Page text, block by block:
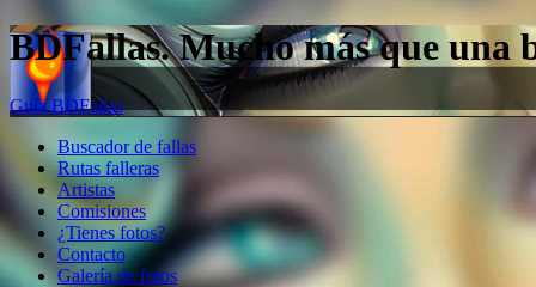
BDFallas. Mucho más que una
Guía BDFallas
Buscador de fallas
Rutas falleras
Artistas
Comisiones
¿Tienes fotos?
Contacto
Galería de fotos